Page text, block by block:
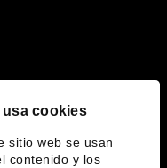
usa cookies
sitio web se usan
contenido y los